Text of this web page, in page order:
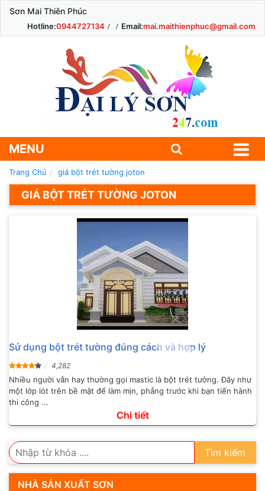
Sơn Mai Thiên Phúc
Hotline:0944727134 Email:mai.maithienphuc@gmail.com
MENU
Trang Chủ giá bột trét tường joton
GIÁ BỘT TRÉT TƯỜNG JOTON
Sử dụng bột trét tường đúng cách và hợp lý
4,282
Nhiều người vẫn hay thường gọi mastic là bột trét tường. Đây như
một lớp lót trên bề mặt để làm mịn, phẳng trước khi bạn tiến hành
thi công ...
Chi tiết
Tìm kiếm
NHÀ SẢN XUẤT SƠN